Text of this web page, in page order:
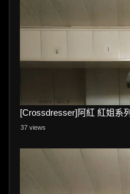
[Crossdresser]阿紅 紅姐系列
37 views